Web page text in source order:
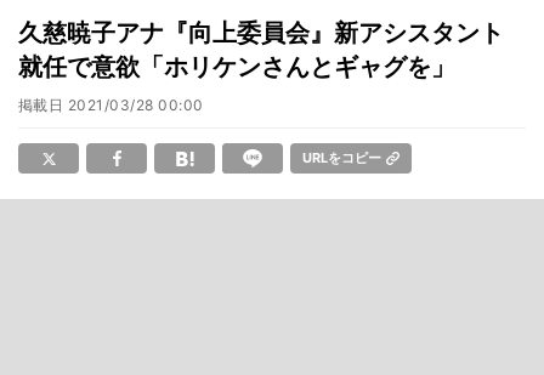
久慈暁子アナ『向上委員会』新アシスタント
就任で意欲「ホリケンさんとギャグを」
掲載日 2021/03/28 00:00
URLをコピー